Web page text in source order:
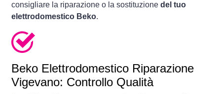
consigliare la riparazione o la sostituzione del tuo
elettrodomestico Beko.
Beko Elettrodomestico Riparazione
Vigevano: Controllo Qualità